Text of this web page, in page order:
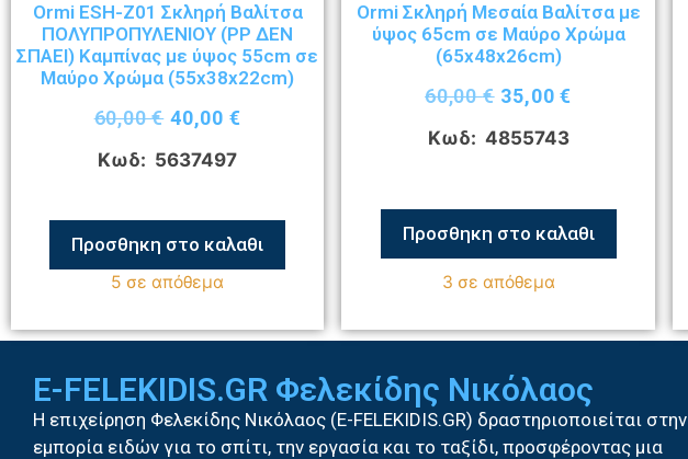
Ormi ESH-Z01 Σκληρή Βαλίτσα
ΠΟΛΥΠΡΟΠΥΛΕΝΙΟΥ (ΡΡ ΔΕΝ
ΣΠΑΕΙ) Καμπίνας με ύψος 55cm σε
Μαύρο Χρώμα (55x38x22cm)
60,00€ 40,00 €
Κωδ: 5637497
Προσθηκη στο καλαθι
5 σε απόθεμα
Ormi Σκληρή Μεσαία Βαλίτσα με
ύψος 65cm σε Μαύρο Χρώμα
(65x48x26cm)
60,00€ 35,00€
Κωδ: 4855743
Προσθηκη στο καλαθι
3 σε απόθεμα
E-FELEKIDIS.GR Φελεκίδης Νικόλαος
Η επιχείρηση Φελεκίδης Νικόλαος (E-FELEKIDIS.GR) δραστηριοποιείται στην
εμπορία ειδών για το σπίτι, την εργασία και το ταξίδι, προσφέροντας μια